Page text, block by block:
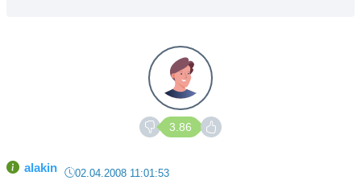
3.86
alakin 02.04.2008 11:01:53